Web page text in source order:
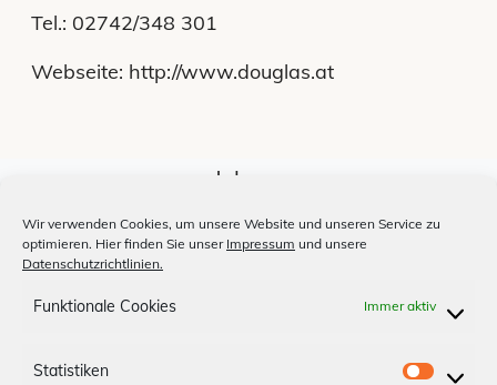
Wir verwenden Cookies, um unsere Website und unseren Service zu
optimieren. Hier finden Sie unser Impressum und unsere
Datenschutzrichtlinien.
Funktionale Cookies Immer aktiv
Statistiken
Tel.: 02742/348 301
Webseite: http://www.douglas.at
Jobs
Unsere Medien
Billardclub